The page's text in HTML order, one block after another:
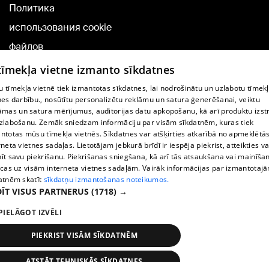
Политика
использования cookie
файлов
Добавление
комментариев
TВ-программа
Условия договора
360 Ziņu kontakti
Helio Media
Служба помощи портала: э-почта -
All rights reserved.
vietne izmanto sīkdatnes
tīmekļa vietnē tiek izmantotas sīkdatnes, lai nodrošinātu un uzlabotu
darbību., nosūtītu personalizētu reklāmu un satura ģenerēšanai, veiktu
un satura mērījumus, auditorijas datu apkopošanu, kā arī produktu
Zemāk sniedzam informāciju par visām sīkdatnēm, kuras tiek
mūsu tīmekļa vietnēs. Sīkdatnes var atšķirties atkarībā no
vietnes sadaļas. Lietotājam jebkurā brīdī ir iespēja piekrist, atteikties
savu piekrišanu. Piekrišanas sniegšana, kā arī tās atsaukšana vai
uz visām interneta vietnes sadaļām. Vairāk informācijas par
skatīt sīkdatņu izmantošanas noteikumos.
VISUS PARTNERUS (1718) →
IZVĒLI
PIEKRIST VISĀM SĪKDATNĒM